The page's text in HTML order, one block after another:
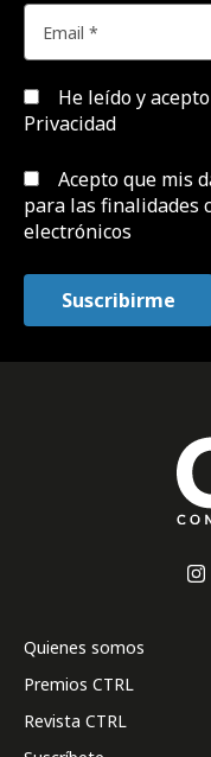
He leído y
Privacidad
Acepto que mis
para las finalidades
electrónicos
Quienes somos
Premios CTRL
Revista CTRL